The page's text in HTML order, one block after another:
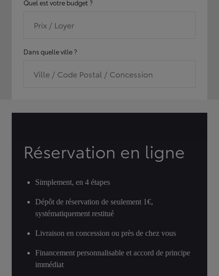
Quel est votre budget ?
Prix / Loyer
Dans quelle ville ?
Ville / Code Postal / Concession
Réservation en ligne
Simplement, en 4 étapes
Dépôt de réservation de seulement 1€,
systématiquement restitué
Livraison en concession ou près de chez vous
Financement personnalisable et accord de principe
immédiat